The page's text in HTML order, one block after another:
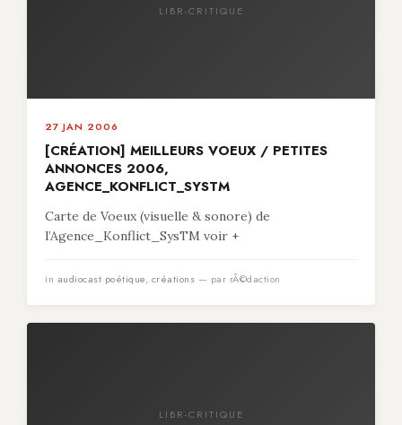
LIBR-CRITIQUE
27 JAN 2006
[CRÉATION] MEILLEURS VOEUX / PETITES
ANNONCES 2006,
AGENCE_KONFLICT_SYSTM
Carte de Voeux (visuelle & sonore) de
l’Agence_Konflict_SysTM voir +
in audiocast poétique, créations — par rÃ©daction
LIBR-CRITIQUE